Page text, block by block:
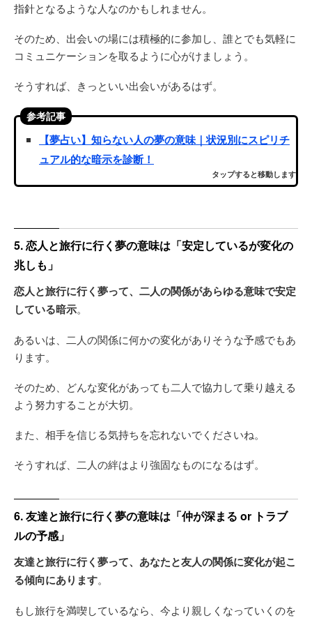
指針となるような人なのかもしれません。
そのため、出会いの場には積極的に参加し、誰とでも気軽に
コミュニケーションを取るように心がけましょう。
そうすれば、きっといい出会いがあるはず。
参考記事
【夢占い】知らない人の夢の意味｜状況別にスピリチ
ュアル的な暗示を診断！
タップすると移動します
5. 恋人と旅行に行く夢の意味は「安定しているが変化の
兆しも」
恋人と旅行に行く夢って、二人の関係があらゆる意味で安定
している暗示。
あるいは、二人の関係に何かの変化がありそうな予感でもあ
ります。
そのため、どんな変化があっても二人で協力して乗り越える
よう努力することが大切。
また、相手を信じる気持ちを忘れないでくださいね。
そうすれば、二人の絆はより強固なものになるはず。
6. 友達と旅行に行く夢の意味は「仲が深まる or トラブ
ルの予感」
友達と旅行に行く夢って、あなたと友人の関係に変化が起こ
る傾向にあります。
もし旅行を満喫しているなら、今より親しくなっていくのを